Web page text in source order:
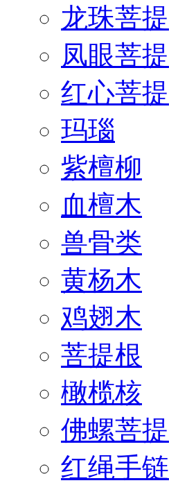
龙珠菩提
凤眼菩提
红心菩提
玛瑙
紫檀柳
血檀木
兽骨类
黄杨木
鸡翅木
菩提根
橄榄核
佛螺菩提
红绳手链